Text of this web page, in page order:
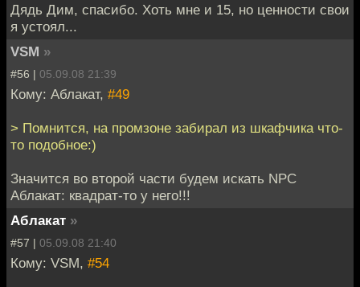
Дядь Дим, спасибо. Хоть мне и 15, но ценности свои
я устоял...
VSM »
#56 | 05.09.08 21:39
Кому: Аблакат, #49
> Помнится, на промзоне забирал из шкафчика что-
то подобное:)
Значится во второй части будем искать NPC
Аблакат: квадрат-то у него!!!
Аблакат »
#57 | 05.09.08 21:40
Кому: VSM, #54